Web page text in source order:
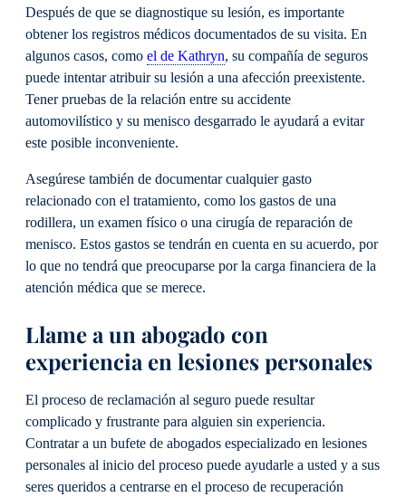
Después de que se diagnostique su lesión, es importante
obtener los registros médicos documentados de su visita. En
algunos casos, como el de Kathryn, su compañía de seguros
puede intentar atribuir su lesión a una afección preexistente.
Tener pruebas de la relación entre su accidente
automovilístico y su menisco desgarrado le ayudará a evitar
este posible inconveniente.
Asegúrese también de documentar cualquier gasto
relacionado con el tratamiento, como los gastos de una
rodillera, un examen físico o una cirugía de reparación de
menisco. Estos gastos se tendrán en cuenta en su acuerdo, por
lo que no tendrá que preocuparse por la carga financiera de la
atención médica que se merece.
Llame a un abogado con
experiencia en lesiones personales
El proceso de reclamación al seguro puede resultar
complicado y frustrante para alguien sin experiencia.
Contratar a un bufete de abogados especializado en lesiones
personales al inicio del proceso puede ayudarle a usted y a sus
seres queridos a centrarse en el proceso de recuperación